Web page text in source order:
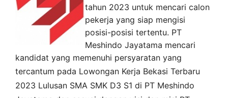
tahun 2023 untuk mencari calon
pekerja yang siap mengisi
posisi-posisi tertentu. PT
Meshindo Jayatama mencari
kandidat yang memenuhi persyaratan yang
tercantum pada Lowongan Kerja Bekasi Terbaru
2023 Lulusan SMA SMK D3 S1 di PT Meshindo